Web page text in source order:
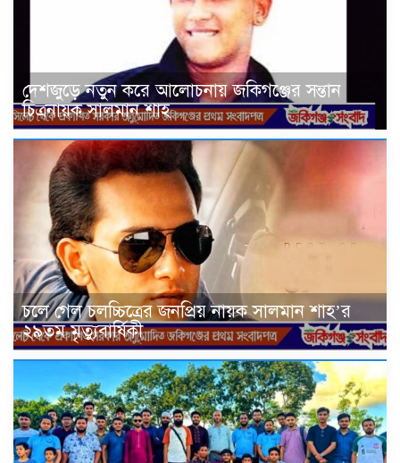
দেশজুড়ে নতুন করে আলোচনায় জকিগঞ্জের সন্তান
চিত্রনায়ক সালমান শাহ
চলে গেল চলচ্চিত্রের জনপ্রিয় নায়ক সালমান শাহ’র
২৯তম মৃত্যুবার্ষিকী